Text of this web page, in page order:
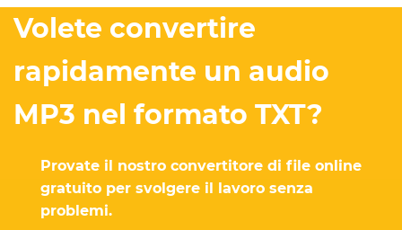
Volete convertire
rapidamente un audio
MP3 nel formato TXT?
Provate il nostro convertitore di file online
gratuito per svolgere il lavoro senza
problemi.